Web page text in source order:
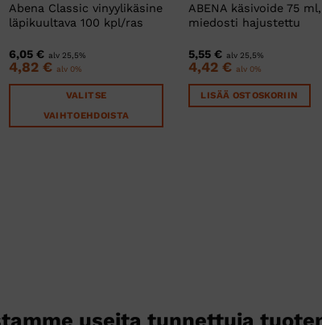
Abena Classic vinyylikäsine
läpikuultava 100 kpl/ras
6,05€ alv 25,5%
4,82€ alv 0%
VALITSE
VAIHTOEHDOISTA
ABENA käsivoide 75 ml,
miedosti hajustettu
5,55 € alv 25,5%
4,42 € alv 0%
LISÄÄ OSTOSKORIIN